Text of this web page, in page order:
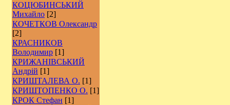
КОЦЮБИНСЬКИЙ
Михайло [2]
КОЧЕТКОВ Олександр
[2]
КРАСНИКОВ
Володимир [1]
КРИЖАНІВСЬКИЙ
Андрій [1]
КРИШТАЛЕВА О. [1]
КРИШТОПЕНКО О. [1]
КРОК Стефан [1]